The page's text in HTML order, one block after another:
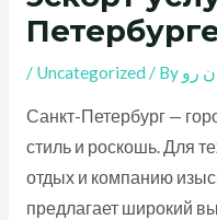
/ Uncategorized / By رو
Санкт-Петербург —
стиль и роскошь. Для
отдых и компанию
предлагает широкий